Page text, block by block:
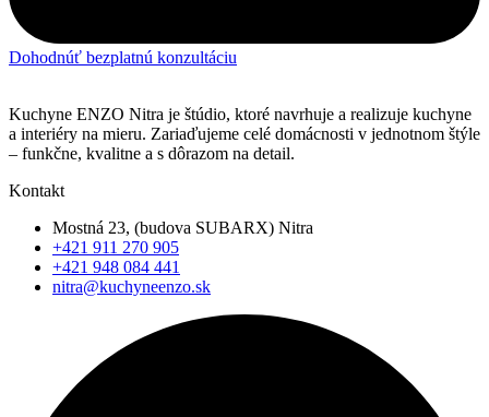
Dohodnúť bezplatnú konzultáciu
Kuchyne ENZO Nitra je štúdio, ktoré navrhuje a realizuje kuchyne
a interiéry na mieru. Zariaďujeme celé domácnosti v jednotnom štýle
– funkčne, kvalitne a s dôrazom na detail.
Kontakt
Mostná 23, (budova SUBARX) Nitra
+421 911 270 905
+421 948 084 441
nitra@kuchyneenzo.sk